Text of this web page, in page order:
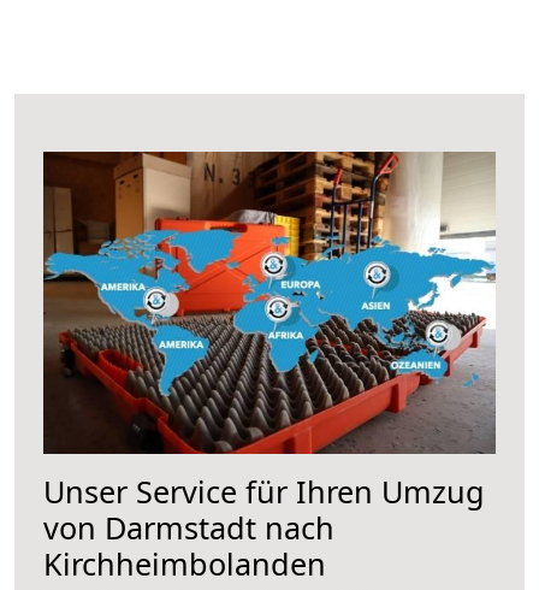
Unser Service für Ihren Umzug
von Darmstadt nach
Kirchheimbolanden